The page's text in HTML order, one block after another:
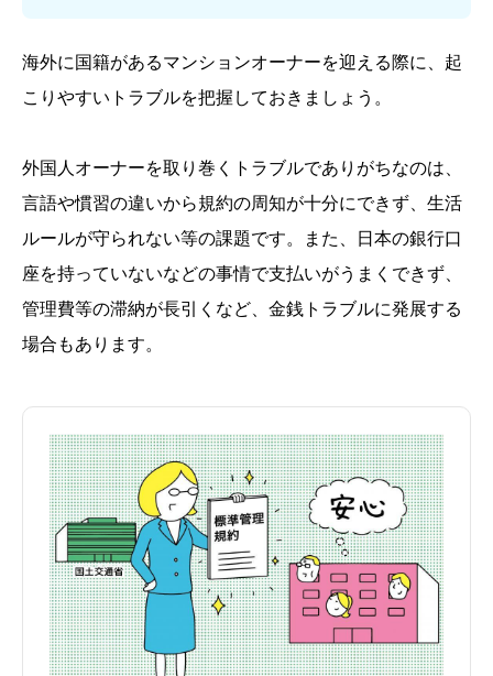
海外に国籍があるマンションオーナーを迎える際に、起
こりやすいトラブルを把握しておきましょう。
外国人オーナーを取り巻くトラブルでありがちなのは、
言語や慣習の違いから規約の周知が十分にできず、生活
ルールが守られない等の課題です。また、日本の銀行口
座を持っていないなどの事情で支払いがうまくできず、
管理費等の滞納が長引くなど、金銭トラブルに発展する
場合もあります。